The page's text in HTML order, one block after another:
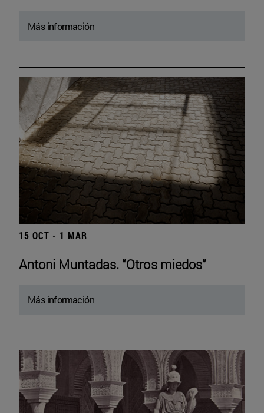
Más información
15 OCT - 1 MAR
Antoni Muntadas. “Otros miedos”
Más información